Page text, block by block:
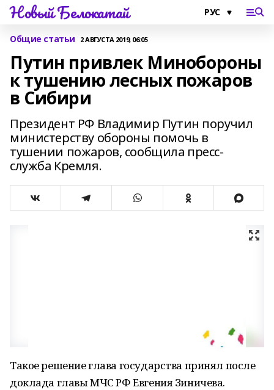
Новый Белокатай
Общие статьи 2 АВГУСТА 2019, 06:05
Путин привлек Минобороны
к тушению лесных пожаров
в Сибири
Президент РФ Владимир Путин поручил
министерству обороны помочь в
тушении пожаров, сообщила пресс-
служба Кремля.
Такое решение глава государства принял после
доклада главы МЧС РФ Евгения Зиничева.